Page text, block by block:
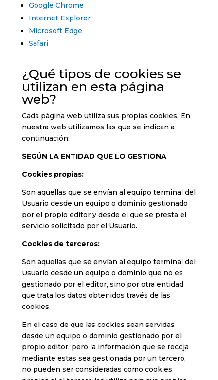
Google Chrome
Internet Explorer
Microsoft Edge
Safari
¿Qué tipos de cookies se
utilizan en esta página
web?
Cada página web utiliza sus propias cookies. En
nuestra web utilizamos las que se indican a
continuación:
SEGÚN LA ENTIDAD QUE LO GESTIONA
Cookies propias:
Son aquellas que se envían al equipo terminal del
Usuario desde un equipo o dominio gestionado
por el propio editor y desde el que se presta el
servicio solicitado por el Usuario.
Cookies de terceros:
Son aquellas que se envían al equipo terminal del
Usuario desde un equipo o dominio que no es
gestionado por el editor, sino por otra entidad
que trata los datos obtenidos través de las
cookies.
En el caso de que las cookies sean servidas
desde un equipo o dominio gestionado por el
propio editor, pero la información que se recoja
mediante estas sea gestionada por un tercero,
no pueden ser consideradas como cookies